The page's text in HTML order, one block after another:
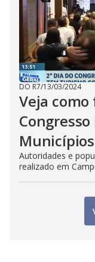
DO R7/13/03/2024
Veja como
Municípios
Autoridades e
realizado em